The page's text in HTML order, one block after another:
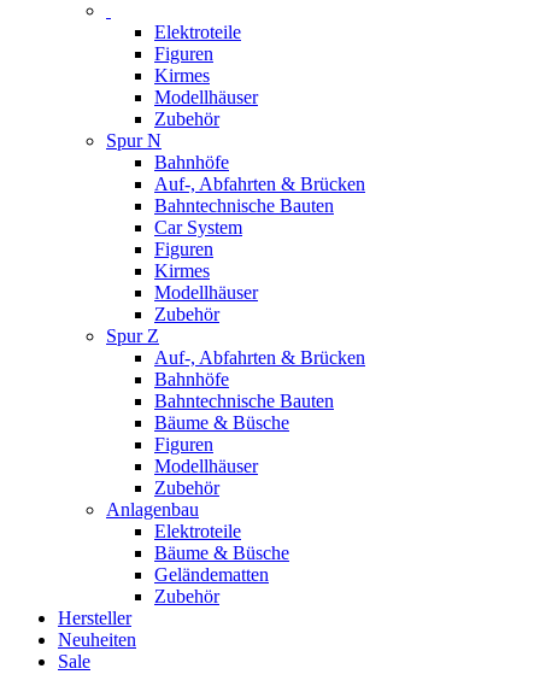
Elektroteile
Figuren
Kirmes
Modellhäuser
Zubehör
Spur N
Bahnhöfe
Auf-, Abfahrten & Brücken
Bahntechnische Bauten
Car System
Figuren
Kirmes
Modellhäuser
Zubehör
Spur Z
Auf-, Abfahrten & Brücken
Bahnhöfe
Bahntechnische Bauten
Bäume & Büsche
Figuren
Modellhäuser
Zubehör
Anlagenbau
Elektroteile
Bäume & Büsche
Geländematten
Zubehör
Hersteller
Neuheiten
Sale